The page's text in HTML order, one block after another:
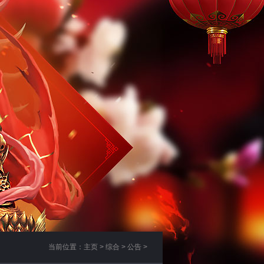
当前位置： 主页 > 综合 > 公告 >